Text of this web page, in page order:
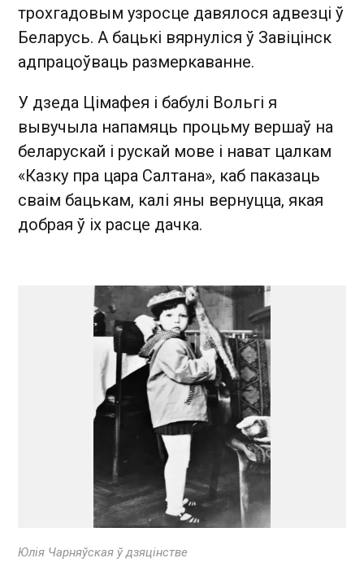
трохгадовым узросце давялося адвезці ў
Беларусь. А бацькі вярнуліся ў Завіцінск
адпрацоўваць размеркаванне.
У дзеда Цімафея і бабулі Вольгі я
вывучыла напамяць процьму вершаў на
беларускай і рускай мове і нават цалкам
«Казку пра цара Салтана», каб паказаць
сваім бацькам, калі яны вернуцца, якая
добрая ў іх расце дачка.
Юлія Чарняўская ў дзяцінстве